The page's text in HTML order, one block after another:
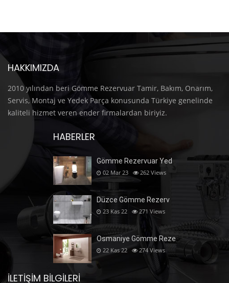
HAKKIMIZDA
2010 yılından beri Gömme Rezervuar Tamir, Bakım, Onarım,
Servis, Montaj ve Yedek Parça konusunda Türkiye genelinde
kaliteli hizmet veren ender firmalardan biriyiz.
HABERLER
Gömme Rezervuar Yed
02 Mar 23 262 Views
Düzce Gömme Rezerv
23 Kas 22 271 Views
Osmaniye Gömme Reze
22 Kas 22 274 Views
İLETIŞIM BILGILERI